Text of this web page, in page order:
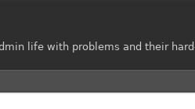
life with problems and their